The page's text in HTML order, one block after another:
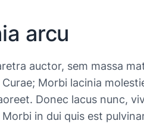
arcu
auctor, sem massa
Morbi lacinia
Donec lacus nunc,
in dui quis est